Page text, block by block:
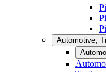
Automotive,